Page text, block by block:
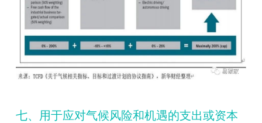
七、用于应对气候风险和机遇的支出或资本